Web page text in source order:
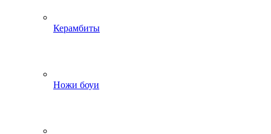
Керамбиты
Ножи боуи